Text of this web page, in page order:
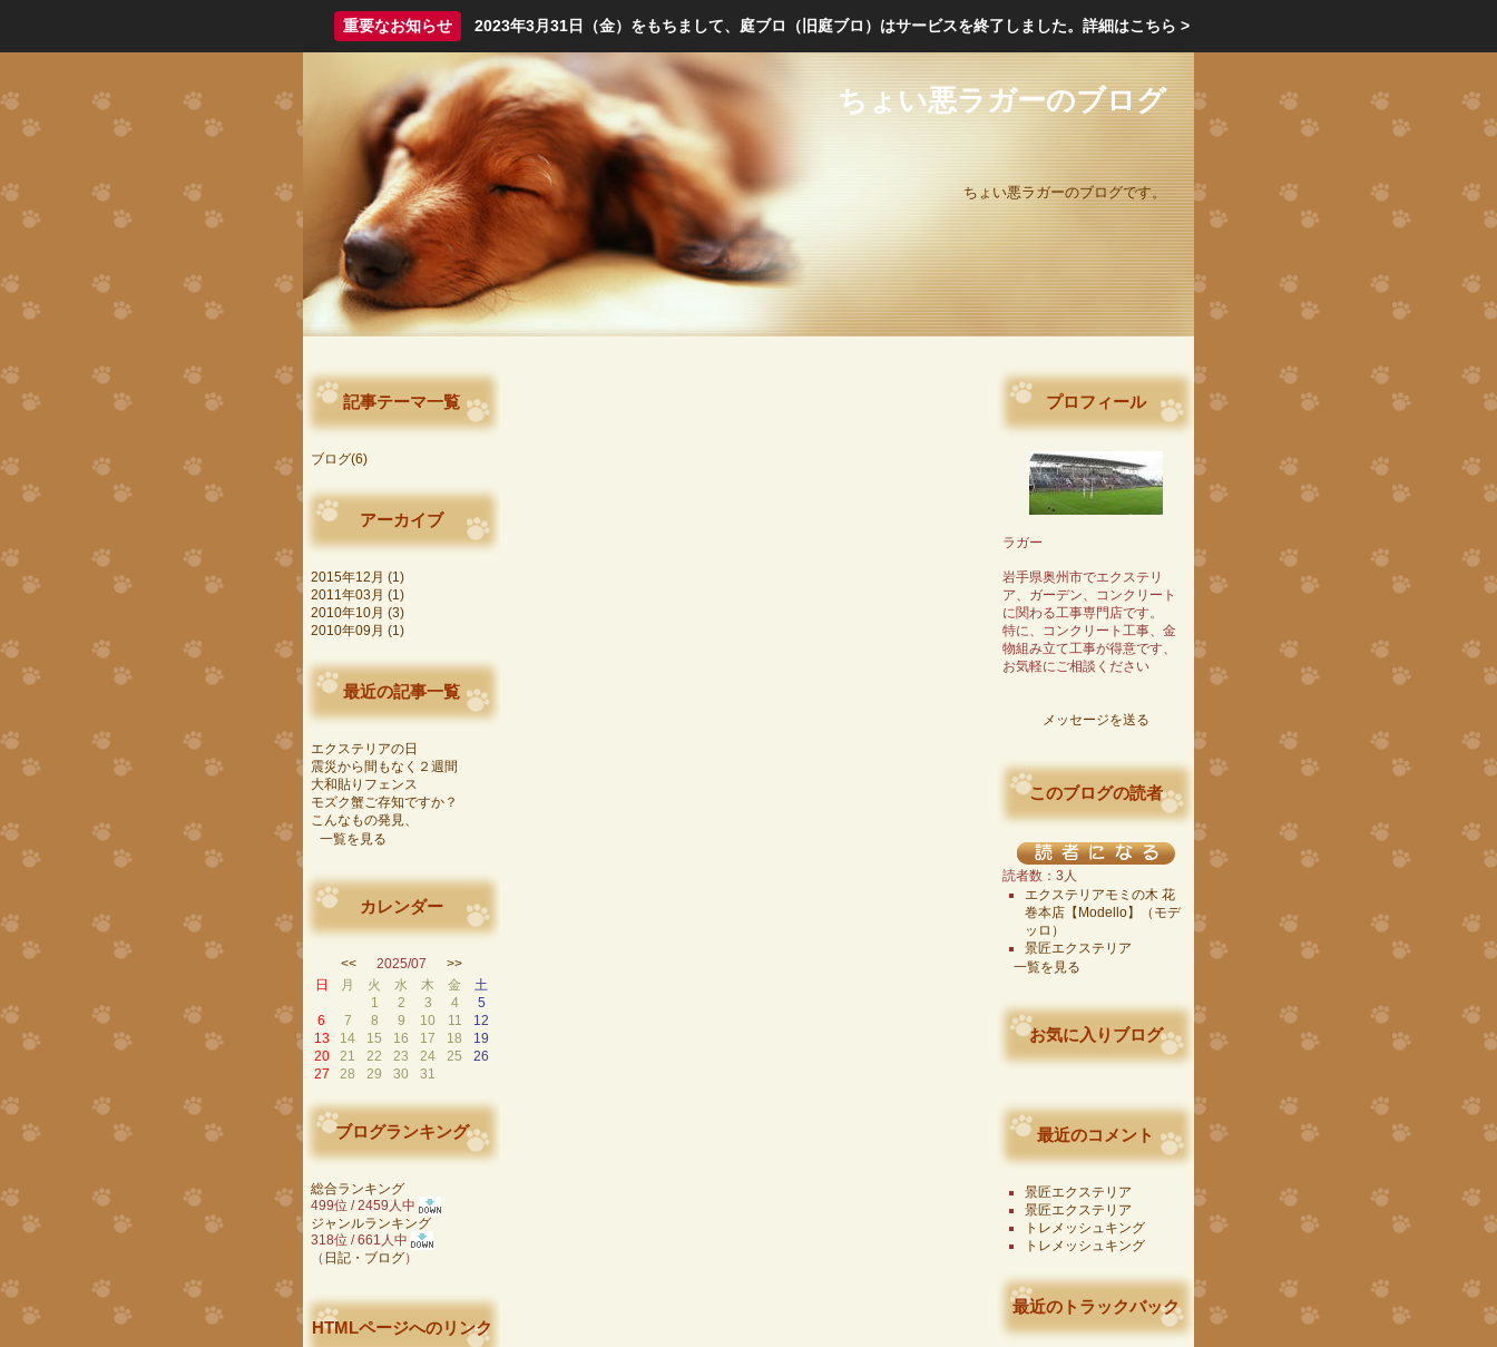
重要なお知らせ 2023年3月31日（金）をもちまして、庭ブロ（旧庭ブロ）はサービスを終了しました。 詳細はこちら >
ちょい悪ラガーのブログ
ちょい悪ラガーのブログです。
記事テーマ一覧
ブログ(6)
アーカイブ
2015年12月 (1)
2011年03月 (1)
2010年10月 (3)
2010年09月 (1)
最近の記事一覧
エクステリアの日
震災から間もなく２週間
大和貼りフェンス
モズク蟹ご存知ですか？
こんなもの発見、
一覧を見る
カレンダー
<< 2025/07 >>
日
月 火 水 木 金
土
1
2 3 4
5
6
7 8 9 10 11
12
13
14 15 16 17 18
19
20
21 22 23 24 25
26
27
28 29 30 31
ブログランキング
総合ランキング
499位 / 2459人中
ジャンルランキング
318位 / 661人中
（ 日記・ブログ）
HTMLページへのリンク
プロフィール
ラガー
岩手県奥州市でエクステリ
ア、ガーデン、コンクリート
に関わる工事専門店です。
特に、コンクリート工事、金
物組み立て工事が得意です、
お気軽にご相談ください
メッセージを送る
このブログの読者
読者数：3人
エクステリアモミの木 花
巻本店【Modello】（モデ
ッロ）
景匠エクステリア
一覧を見る
お気に入りブログ
最近のコメント
景匠エクステリア
景匠エクステリア
トレメッシュキング
トレメッシュキング
最近のトラックバック